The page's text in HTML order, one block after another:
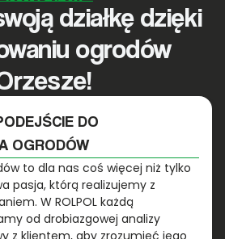
działkę dzięki
ogrodów
DO
OGRODÓW
to dla nas coś więcej niż tylko
pasja, którą realizujemy z
W ROLPOL każdą
od drobiazgowej analizy